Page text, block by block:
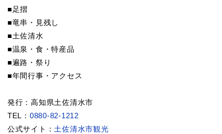
■足摺
■竜串・見残し
■土佐清水
■温泉・食・特産品
■遍路・祭り
■年間行事・アクセス
発行：高知県土佐清水市
TEL： 0880-82-1212
公式サイト： 土佐清水市観光